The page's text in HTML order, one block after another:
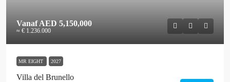
VanafAED 5,150,000
≈ € 1.236.000
MR EIGHT 2027
Villa del Brunello